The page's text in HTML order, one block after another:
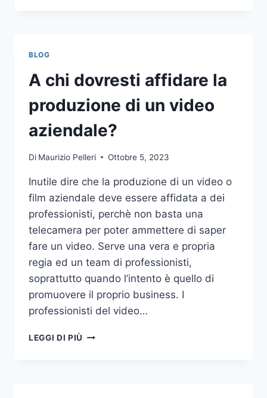
NELLE
SCOMMESSE
SPORTIVE
ONLINE
BLOG
A chi dovresti affidare la
produzione di un video
aziendale?
Di Maurizio Pelleri Ottobre 5, 2023
Inutile dire che la produzione di un video o
film aziendale deve essere affidata a dei
professionisti, perchè non basta una
telecamera per poter ammettere di saper
fare un video. Serve una vera e propria
regia ed un team di professionisti,
soprattutto quando l’intento è quello di
promuovere il proprio business. I
professionisti del video…
LEGGI DI PIÙ